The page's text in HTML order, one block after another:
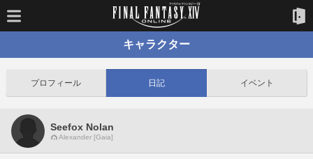
キャラクター
プロフィール 日記 イベント
Seefox Nolan
Alexander [Gaia]